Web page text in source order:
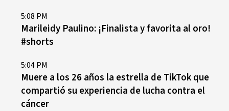
5:08 PM
Marileidy Paulino: ¡Finalista y favorita al oro!
#shorts
5:04 PM
Muere a los 26 años la estrella de TikTok que
compartió su experiencia de lucha contra el
cáncer